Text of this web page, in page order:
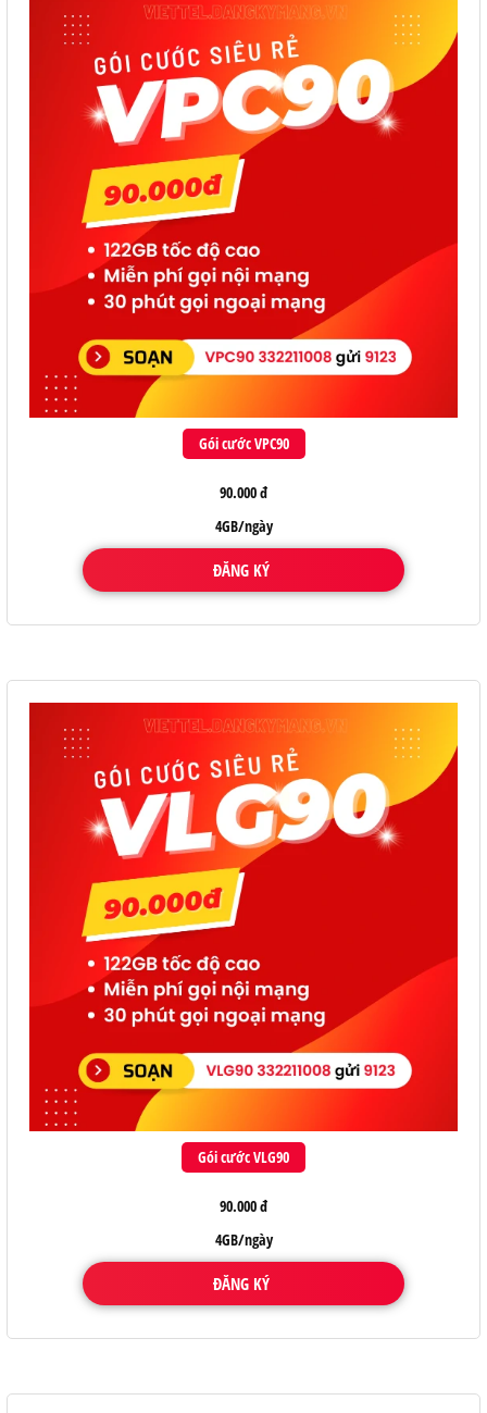
Gói cước VPC90
90.000 đ
4GB/ngày
ĐĂNG KÝ
Gói cước VLG90
90.000 đ
4GB/ngày
ĐĂNG KÝ